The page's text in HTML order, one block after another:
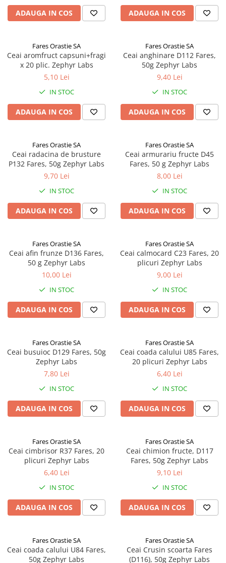
Antioxidanti
Altele-Suplimente alimentare
ADAUGA IN COS ADAUGA IN COS
Fares Orastie SA
Ceai aromfruct capsuni+fragi
x 20 plic. Zephyr Labs
5,10 Lei
IN STOC
ADAUGA IN COS
Fares Orastie SA
Ceai anghinare D112 Fares,
50g Zephyr Labs
9,40 Lei
IN STOC
ADAUGA IN COS
Fares Orastie SA
Ceai radacina de brusture
P132 Fares, 50g Zephyr Labs
9,70 Lei
IN STOC
ADAUGA IN COS
Fares Orastie SA
Ceai armurariu fructe D45
Fares, 50 g Zephyr Labs
8,00 Lei
IN STOC
ADAUGA IN COS
Fares Orastie SA
Ceai afin frunze D136 Fares,
50 g Zephyr Labs
10,00 Lei
IN STOC
ADAUGA IN COS
Fares Orastie SA
Ceai calmocard C23 Fares, 20
plicuri Zephyr Labs
9,00 Lei
IN STOC
ADAUGA IN COS
Fares Orastie SA
Ceai busuioc D129 Fares, 50g
Zephyr Labs
7,80 Lei
IN STOC
ADAUGA IN COS
Fares Orastie SA
Ceai coada calului U85 Fares,
20 plicuri Zephyr Labs
6,40 Lei
IN STOC
ADAUGA IN COS
Fares Orastie SA
Ceai cimbrisor R37 Fares, 20
plicuri Zephyr Labs
6,40 Lei
IN STOC
ADAUGA IN COS
Fares Orastie SA
Ceai chimion fructe, D117
Fares, 50g Zephyr Labs
9,10 Lei
IN STOC
ADAUGA IN COS
Fares Orastie SA
Ceai coada calului U84 Fares,
50g Zephyr Labs
Fares Orastie SA
Ceai Crusin scoarta Fares
(D116), 50g Zephyr Labs